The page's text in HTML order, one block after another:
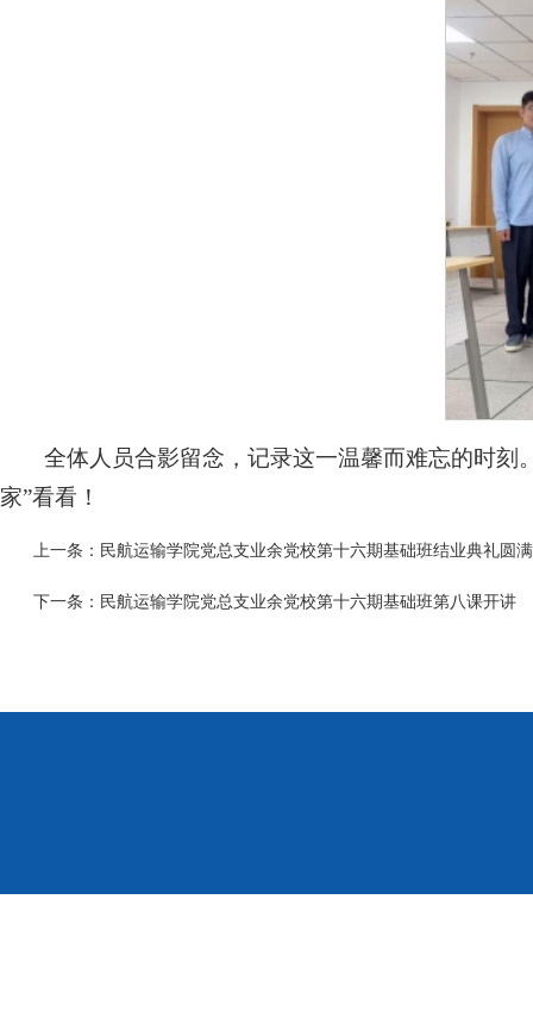
全体人员合影留念，记录这一温馨而难忘的时
家”看看！
上一条： 民航运输学院党总支业余党校第十六期基础班结业典礼圆
下一条： 民航运输学院党总支业余党校第十六期基础班第八课开讲